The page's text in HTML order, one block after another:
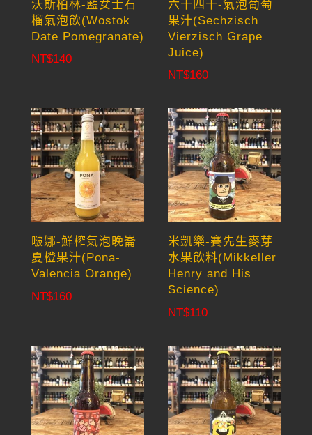
沃斯柏林-藍女士石
榴氣泡飲(Wostok
Date Pomegranate)
NT$140
六十四十-氣泡葡萄
果汁(Sechzisch
Vierzisch Grape
Juice)
NT$160
啵娜-鮮榨氣泡晚崙
夏橙果汁(Pona-
Valencia Orange)
NT$160
米凱樂-賽先生麥芽
水果飲料(Mikkeller
Henry and His
Science)
NT$110